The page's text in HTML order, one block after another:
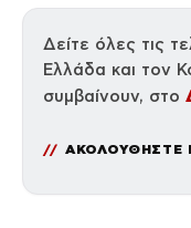
Δείτε όλες τις
Ελλάδα και τον
συμβαίνουν, στο
ΑΚΟΛΟΥΘΗΣΤΕ